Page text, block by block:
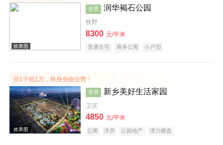
效果图
在售 润华褐石公园
牧野
8300 元/平米
普通住宅 商务公寓 小户型
存1千抵1万，终身免物业费！
在售 新乡美好生活家园
卫滨
4850 元/平米
公寓 洋房 公园地产
潜力楼盘